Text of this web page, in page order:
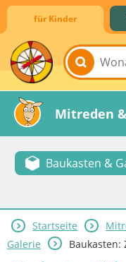
für Kinder
Lernen &
Hobby &
Spiel &
Mitreden
Baukasten &
Startseite
Galerie
Baukasten: